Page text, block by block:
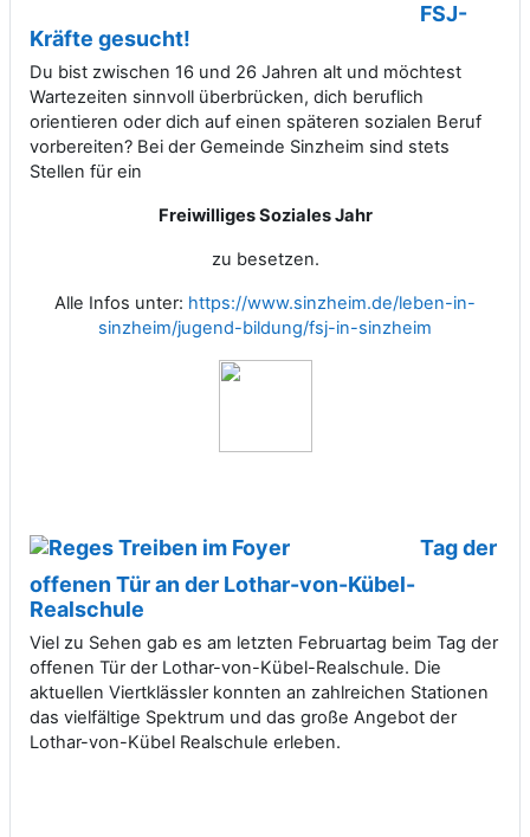
FSJ-
Kräfte gesucht!
Du bist zwischen 16 und 26 Jahren alt und möchtest
Wartezeiten sinnvoll überbrücken, dich beruflich
orientieren oder dich auf einen späteren sozialen Beruf
vorbereiten? Bei der Gemeinde Sinzheim sind stets
Stellen für ein
Freiwilliges Soziales Jahr
zu besetzen.
Alle Infos unter: https://www.sinzheim.de/leben-in-
sinzheim/jugend-bildung/fsj-in-sinzheim
Tag der
offenen Tür an der Lothar-von-Kübel-
Realschule
Viel zu Sehen gab es am letzten Februartag beim Tag der
offenen Tür der Lothar-von-Kübel-Realschule. Die
aktuellen Viertklässler konnten an zahlreichen Stationen
das vielfältige Spektrum und das große Angebot der
Lothar-von-Kübel Realschule erleben.